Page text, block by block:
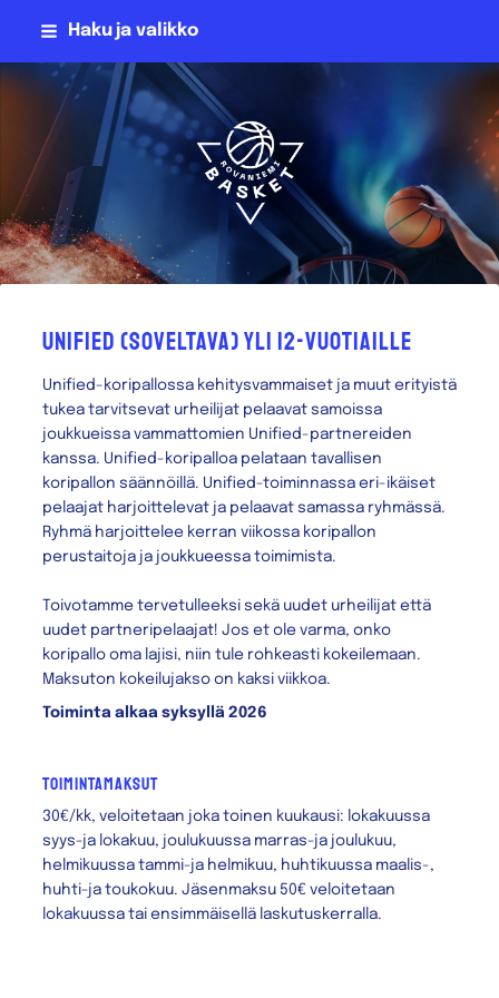
Siirry
sisältöön
Haku ja valikko
Rovaniemen NMKY Ry
Unified (soveltava) yli 12-vuotiaille
Unified-koripallossa kehitysvammaiset ja muut erityistä
tukea tarvitsevat urheilijat pelaavat samoissa
joukkueissa vammattomien Unified-partnereiden
kanssa. Unified-koripalloa pelataan tavallisen
koripallon säännöillä. Unified-toiminnassa eri-ikäiset
pelaajat harjoittelevat ja pelaavat samassa ryhmässä.
Ryhmä harjoittelee kerran viikossa koripallon
perustaitoja ja joukkueessa toimimista.
Toivotamme tervetulleeksi sekä uudet urheilijat että
uudet partneripelaajat! Jos et ole varma, onko
koripallo oma lajisi, niin tule rohkeasti kokeilemaan.
Maksuton kokeilujakso on kaksi viikkoa.
Toiminta alkaa syksyllä 2026
toimintamaksut
30€/kk, veloitetaan joka toinen kuukausi: lokakuussa
syys-ja lokakuu, joulukuussa marras-ja joulukuu,
helmikuussa tammi-ja helmikuu, huhtikuussa maalis-,
huhti-ja toukokuu. Jäsenmaksu 50€ veloitetaan
lokakuussa tai ensimmäisellä laskutuskerralla.